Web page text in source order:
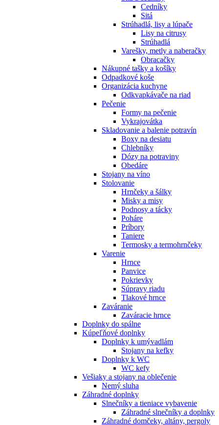
Cedníky
Sitá
Strúhadlá, lisy a lúpače
Lisy na citrusy
Strúhadlá
Varešky, metly a naberačky
Obracačky
Nákupné tašky a košíky
Odpadkové koše
Organizácia kuchyne
Odkvapkávače na riad
Pečenie
Formy na pečenie
Vykrajovátka
Skladovanie a balenie potravín
Boxy na desiatu
Chlebníky
Dózy na potraviny
Obedáre
Stojany na víno
Stolovanie
Hrnčeky a šálky
Misky a misy
Podnosy a tácky
Poháre
Príbory
Taniere
Termosky a termohrnčeky
Varenie
Hrnce
Panvice
Pokrievky
Súpravy riadu
Tlakové hrnce
Zaváranie
Zaváracie hrnce
Doplnky do spálne
Kúpeľňové doplnky
Doplnky k umývadlám
Stojany na kefky
Doplnky k WC
WC kefy
Vešiaky a stojany na oblečenie
Nemý sluha
Záhradné doplnky
Slnečníky a tieniace vybavenie
Záhradné slnečníky a doplnky
Záhradné domčeky, altány, pergoly